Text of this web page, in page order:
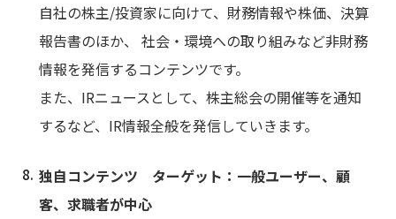
自社の株主/投資家に向けて、財務情報や株価、決算
報告書のほか、 社会・環境への取り組みなど非財務
情報を発信するコンテンツです。
また、IRニュースとして、 株主総会の開催等を通知
するなど、IR情報全般を発信していきます。
独自コンテンツ ターゲット：一般ユーザー、顧
客、求職者が中心